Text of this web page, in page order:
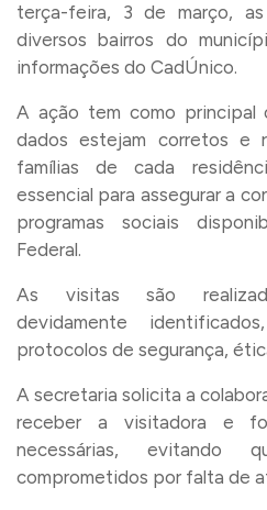
terça-feira, 3 de março,
diversos bairros do
informações do CadÚnico.
A ação tem como principal
dados estejam corretos e
famílias de cada
essencial para assegurar a
programas sociais
Federal.
As visitas são
devidamente
protocolos de segurança,
A secretaria solicita a
receber a visitadora e
necessárias, evitando
comprometidos por falta de